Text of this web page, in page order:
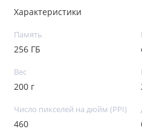
Характеристики
Память
256 ГБ
Вес
200 г
Число пикселей на дюйм (PPI)
460